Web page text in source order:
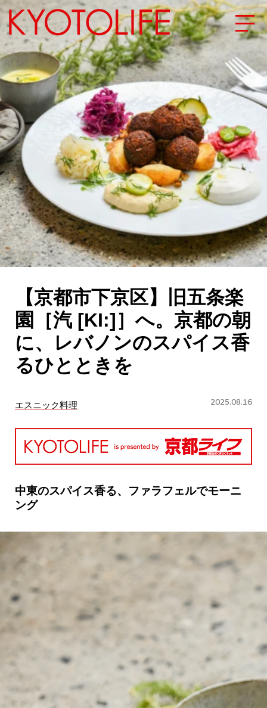
エリアから探す
地図から探す
カテゴリーから探す
SPECIAL
NEW OPEN
SERIES
CULTURE
ABOUT US
Instagram
チケットプレゼント応募
MAIN MENU
SERIES
カレーが好き
京都おやつクラブ
私と店のはなし
今月の京みやげ
京都の書店
【京都市下京区】旧五条楽
園［汽 [KI:]］へ。京都の朝
に、レバノンのスパイス香
るひとときを
エスニック料理 2025.08.16
中東のスパイス香る、ファラフェルでモーニ
ング